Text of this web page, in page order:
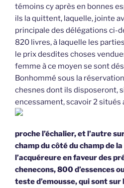
témoins cy après en bonnes
ils la quittent, laquelle, jointe
principale des délégations ci-
820 livres, à laquelle les
le prix desdites choses
femme à ce moyen se sont
Bonhommé sous la
chesnes dont ils disposeront,
encessament, scavoir 2 situés
proche l’échalier, et l’autre
champ du côté du champ de
l’acquéreure en faveur des
chenecons, 800 d’essences
teste d’emousse, qui sont sur